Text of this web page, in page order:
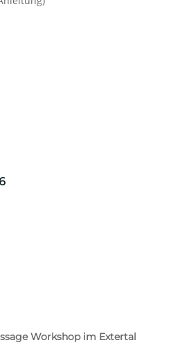
Workshop im Extertal